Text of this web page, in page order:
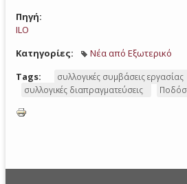
Πηγή:
ILO
Κατηγορίες:
Νέα από Εξωτερικό
Tags:
συλλογικές συμβάσεις εργασίας
συλλογικές διαπραγματεύσεις